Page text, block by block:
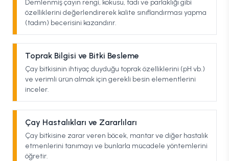
Demlenmiş çayın rengi, kokusu, tadı ve parlaklığı gibi
özelliklerini değerlendirerek kalite sınıflandırması yapma
(tadım) becerisini kazandırır.
Toprak Bilgisi ve Bitki Besleme
Çay bitkisinin ihtiyaç duyduğu toprak özelliklerini (pH vb.)
ve verimli ürün almak için gerekli besin elementlerini
inceler.
Çay Hastalıkları ve Zararlıları
Çay bitkisine zarar veren böcek, mantar ve diğer hastalık
etmenlerini tanımayı ve bunlarla mücadele yöntemlerini
öğretir.